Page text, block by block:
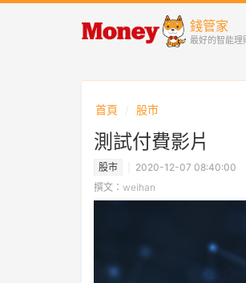
錢管家
最好的智能理
首頁 股市
測試付費影片
股市
2020-12-07 08:40:00
撰文：weihan